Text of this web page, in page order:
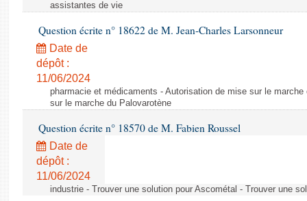
assistantes de vie
Question écrite n° 18622 de M. Jean-Charles Larsonneur
Date de
dépôt :
11/06/2024
pharmacie et médicaments - Autorisation de mise sur le
sur le marche du Palovarotène
Question écrite n° 18570 de M. Fabien Roussel
Date de
dépôt :
11/06/2024
industrie - Trouver une solution pour Ascométal - Trouver une